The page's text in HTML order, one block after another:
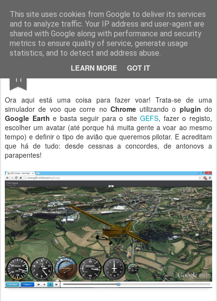
This site uses cookies from Google to deliver its services
and to analyze traffic. Your IP address and user-agent are
shared with Google along with performance and security
metrics to ensure quality of service, generate usage
statistics, and to detect and address abuse.
LEARN MORE GOT IT
Geopalavras
canal800 clique ZapCanal
11 Voar sobre os céus da Lixa.
Ora aqui está uma coisa para fazer voar! Trata-se de uma
simulador de voo que corre no Chromeutilizando o plugin do
Google Earthe basta seguir para o siteGEFS, fazer o registo,
escolher um avatar (até porque há muita gente a voar ao mesmo
tempo) e definir o tipo de avião que queremos pilotar. E acreditam
que há de tudo: desde cessnas a concordes, de antonovs a
parapentes!